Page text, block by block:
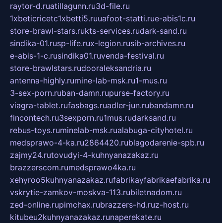
raytor-d.ruatillagunn.ru3d-file.ru
1xbeticricetc1xbetti5.ruuafoot-statti.rue-abis1c.ru
store-brawl-stars.rukts-services.rudark-sand.ru
sindika-01.rusp-life.rux-legion.rusib-archives.ru
e-abis-1-c.rusindika01.ruvenda-festival.ru
store-brawlstars.rudooraleksandria.ru
antenna-highly.rumine-lab-msk.ru1-mus.ru
3-sex-porn.ruban-damn.rupurse-factory.ru
viagra-tablet.rufasbags.ruadler-jun.rubandamn.ru
fincontech.ru3sexporn.ru1mus.rudarksand.ru
rebus-toys.ruminelab-msk.rualabuga-cityhotel.ru
medsprawo-4-ka.ru2864420.rublagodarenie-spb.ru
zajmy24.rutovudyi-4-kuhnyanazakaz.ru
brazzerscom.rumedsprawo4ka.ru
xehyroo5kuhnyanazakaz.rufabrikayfabrikaefabrika.ru
vskrytie-zamkov-moskva-113.rubiletnadom.ru
zed-online.rupimchax.rubrazzers-hd.ruz-host.ru
kitubeu2kuhnyanazakaz.runaperekate.ru